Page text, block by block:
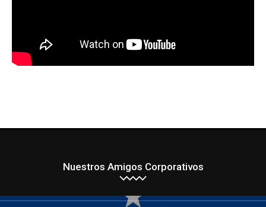
Nuestros Amigos Corporativos